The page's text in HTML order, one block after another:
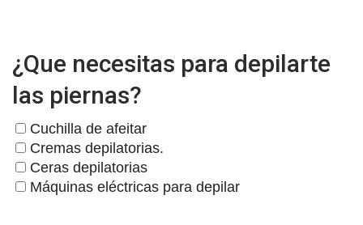
¿Que necesitas para depilarte
las piernas?
Cuchilla de afeitar
Cremas depilatorias.
Ceras depilatorias
Máquinas eléctricas para depilar